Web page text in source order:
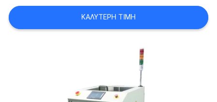
SITEMAP
ΚΑΛΎΤΕΡΗ ΤΙΜΉ